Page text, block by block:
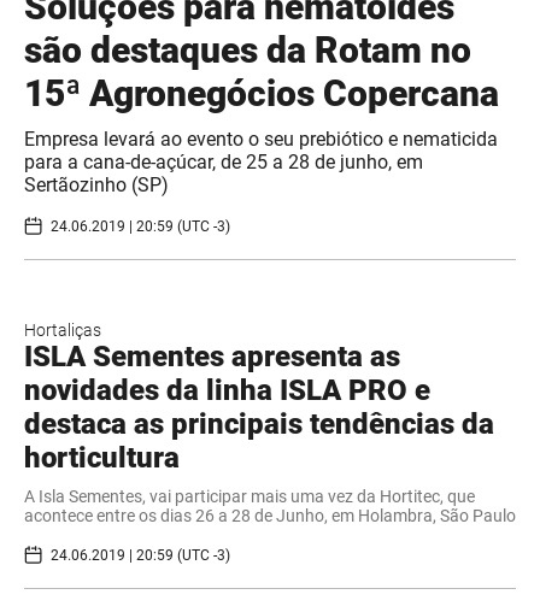
são destaques da Rotam no
15ª Agronegócios Copercana
Empresa levará ao evento o seu prebiótico e nematicida
para a cana-de-açúcar, de 25 a 28 de junho, em
Sertãozinho (SP)
24.06.2019 | 20:59 (UTC -3)
Hortaliças
ISLA Sementes apresenta as
novidades da linha ISLA PRO e
destaca as principais tendências da
horticultura
​A Isla Sementes, vai participar mais uma vez da Hortitec, que
acontece entre os dias 26 a 28 de Junho, em Holambra, São Paulo
24.06.2019 | 20:59 (UTC -3)